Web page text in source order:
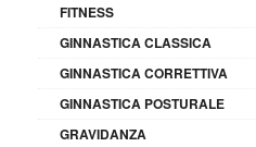
FITNESS
GINNASTICA CLASSICA
GINNASTICA CORRETTIVA
GINNASTICA POSTURALE
GRAVIDANZA